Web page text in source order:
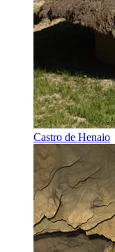
Castro de Henaio